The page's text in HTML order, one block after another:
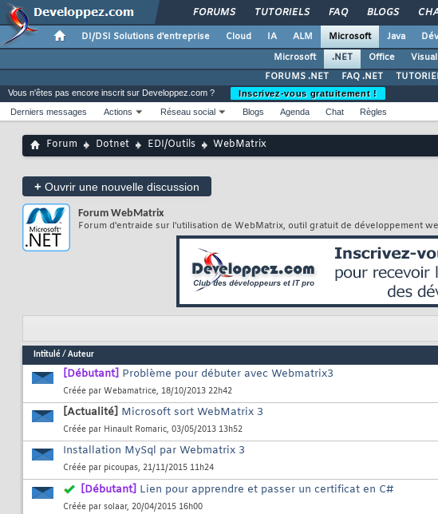
FORUMS TUTORIELS FAQ BLOGS
DI/DSI Solutions d'entreprise Cloud IA ALM Microsoft Java
Microsoft
.NET Office
FORUMS .NET
FAQ .NET
Vous n'êtes pas encore inscrit sur Developpez.com ?
Inscrivez-vous gratuitement !
Derniers messages
Actions Réseau social Blogs Agenda Chat Règles
Forum Dotnet EDI/Outils WebMatrix
+ Ouvrir une nouvelle discussion
Forum WebMatrix
Forum d'entraide sur l'utilisation de WebMatrix, outil gratuit de développement
Intitulé/ Auteur
[Débutant] Problème pour débuter avec Webmatrix3
Créée par Webamatrice, 18/10/2013 22h42
[Actualité] Microsoft sort WebMatrix 3
Créée par Hinault Romaric, 03/05/2013 13h52
Installation MySql par Webmatrix 3
Créée par picoupas, 21/11/2015 11h24
[Débutant] Lien pour apprendre et passer un certificat en C#
Créée par solaar, 20/04/2015 16h00